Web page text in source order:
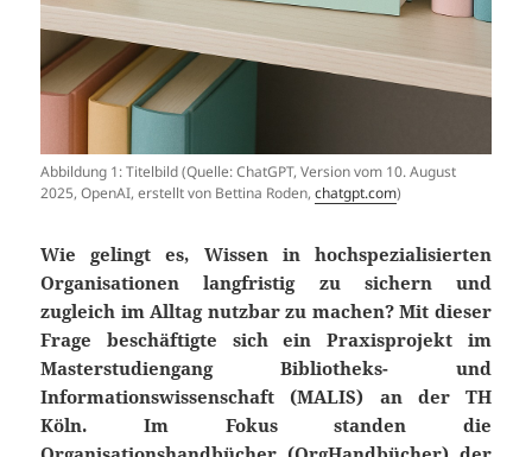
Abbildung 1: Titelbild (Quelle: ChatGPT, Version vom 10. August
2025, OpenAI, erstellt von Bettina Roden,chatgpt.com)
Wie gelingt es, Wissen in hochspezialisierten
Organisationen langfristig zu sichern und
zugleich im Alltag nutzbar zu machen? Mit dieser
Frage beschäftigte sich ein Praxisprojekt im
Masterstudiengang Bibliotheks- und
Informationswissenschaft (MALIS) an der TH
Köln. Im Fokus standen die